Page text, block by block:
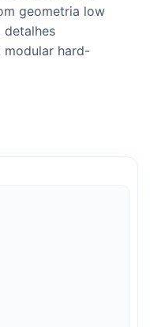
geometria low
detalhes
modular hard-